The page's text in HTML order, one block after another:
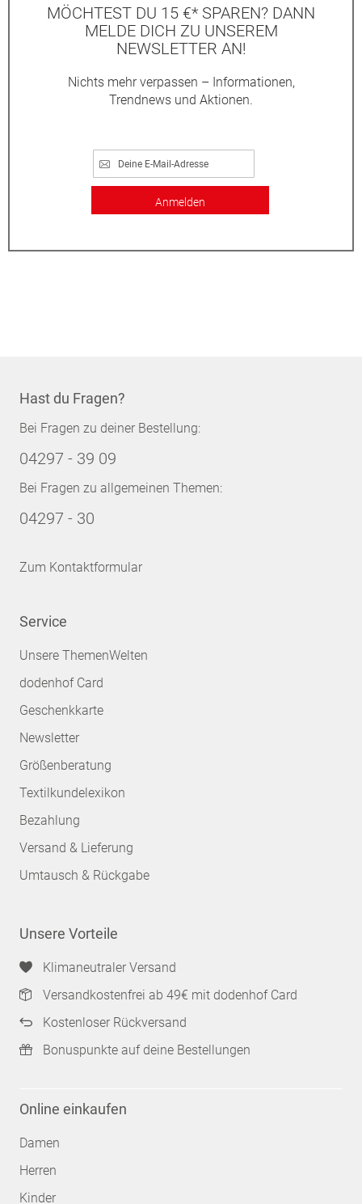
MÖCHTEST DU 15 €* SPAREN? DANN
MELDE DICH ZU UNSEREM
NEWSLETTER AN!
Nichts mehr verpassen – Informationen,
Trendnews und Aktionen.
Anmelden
Hast du Fragen?
Bei Fragen zu deiner Bestellung:
04297 - 39 09
Bei Fragen zu allgemeinen Themen:
04297 - 30
Zum Kontaktformular
Service
Unsere ThemenWelten
dodenhof Card
Geschenkkarte
Newsletter
Größenberatung
Textilkundelexikon
Bezahlung
Versand & Lieferung
Umtausch & Rückgabe
Unsere Vorteile
Klimaneutraler Versand
Versandkostenfrei ab 49€ mit dodenhof Card
Kostenloser Rückversand
Bonuspunkte auf deine Bestellungen
Online einkaufen
Damen
Herren
Kinder